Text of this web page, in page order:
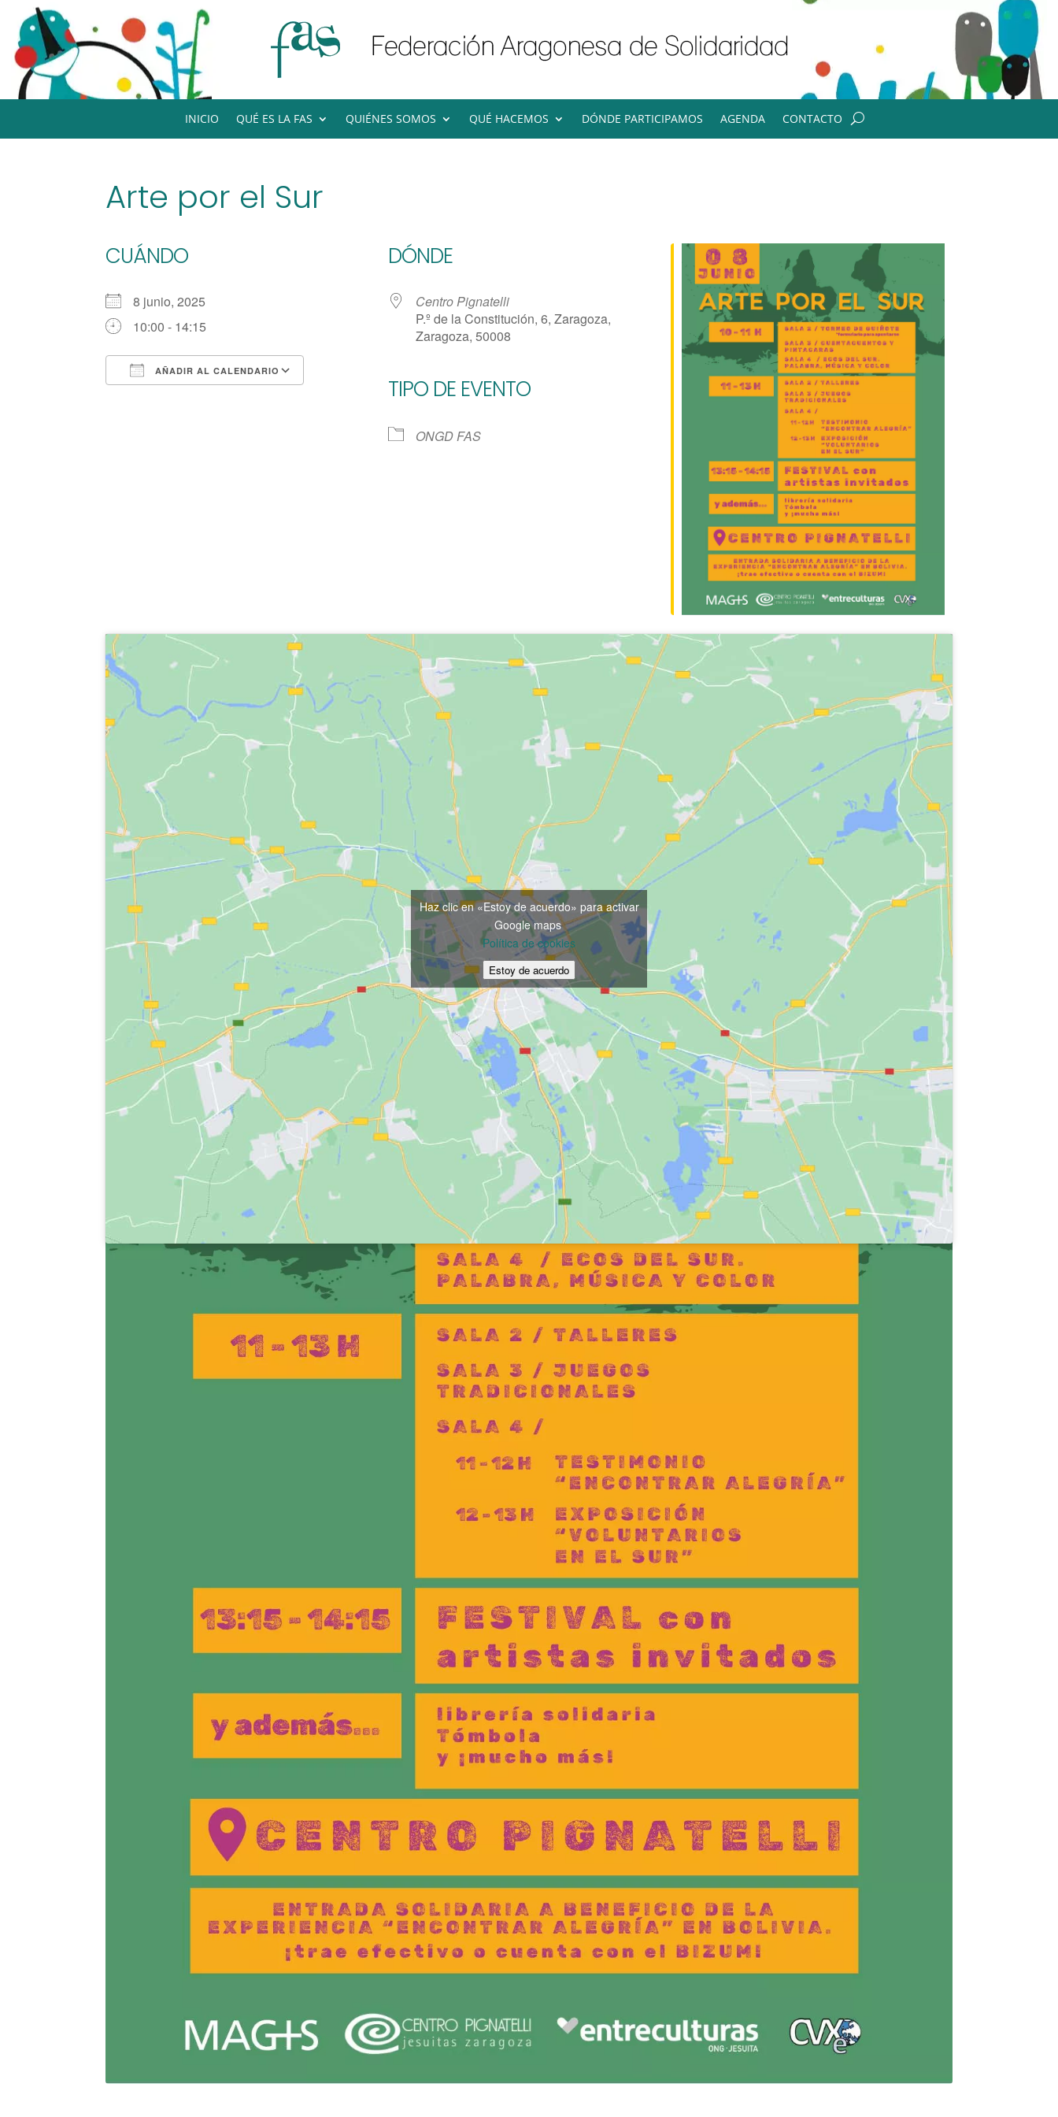
INICIO QUÉ ES LA FAS QUIÉNES SOMOS QUÉ HACEMOS DÓNDE PARTICIPAMOS AGENDA CONTACTO
Arte por el Sur
CUÁNDO
8 junio, 2025
10:00 - 14:15
AÑADIR AL CALENDARIO
Google Calendar iCalendar Office 365
DÓNDE
Centro Pignatelli
P.º de la Constitución, 6, Zaragoza,
Zaragoza, 50008
TIPO DE EVENTO
ONGD FAS
Haz clic en «Estoy de acuerdo» para activar
Google maps
Política de cookies
Estoy de acuerdo